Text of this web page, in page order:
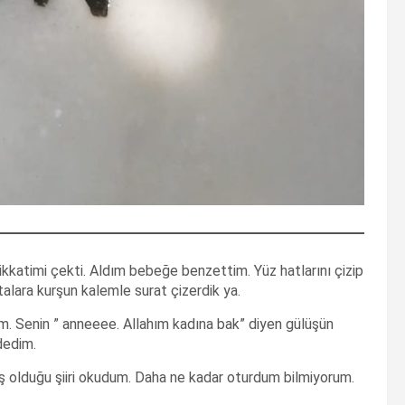
çekti. Aldım bebeğe benzettim. Yüz hatlarını çizip
kurşun kalemle surat çizerdik ya.
” anneeee. Allahım kadına bak” diyen gülüşün
olduğu şiiri okudum. Daha ne kadar oturdum bilmiyorum.